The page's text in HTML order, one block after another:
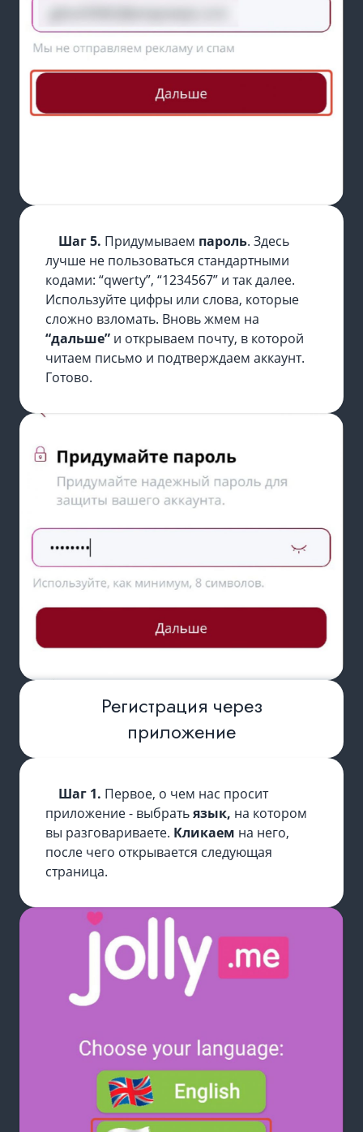
Шаг 5. Придумываем пароль. Здесь
лучше не пользоваться стандартными
кодами: “qwerty”, “1234567” и так далее.
Используйте цифры или слова, которые
сложно взломать. Вновь жмем на
“дальше” и открываем почту, в которой
читаем письмо и подтверждаем аккаунт.
Готово.
Регистрация через
приложение
Шаг 1. Первое, о чем нас просит
приложение - выбратьязык, на котором
вы разговариваете. Кликаем на него,
после чего открывается следующая
страница.